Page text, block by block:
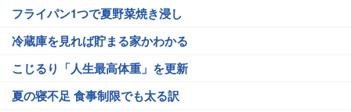
フライパン1つで夏野菜焼き浸し
冷蔵庫を見れば貯まる家かわかる
こじるり「人生最高体重」を更新
夏の寝不足 食事制限でも太る訳